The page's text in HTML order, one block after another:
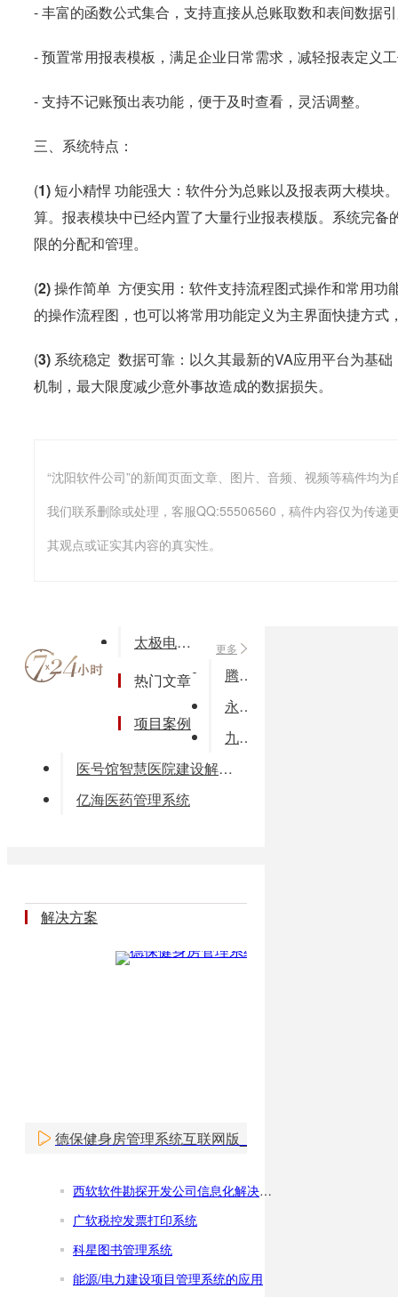
- 丰富的函数公式集合，支持直接从总账取数和表间数据
- 预置常用报表模板，满足企业日常需求，减轻报表定义
- 支持不记账预出表功能，便于及时查看，灵活调整。
三、系统特点：
(1) 短小精悍 功能强大： 软件分为总账以及报表两大模块
算。报表模块中已经内置了大量行业报表模版。系统完
限的分配和管理。
(2) 操作简单 方便实用： 软件支持流程图式操作和常用功
的操作流程图，也可以将常用功能定义为主界面快捷方式
(3) 系统稳定 数据可靠： 以久其最新的VA应用平台为基
机制，最大限度减少意外事故造成的数据损失。
我们联系删除或处理，客服QQ:55506560，稿件内容仅为传递
其观点或证实其内容的真实性。
更多
热门文章
项目案例
太极电力信息整合平台
腾创网络视频会议系统软件
永友物业收费软件
九阵区域卫生信息平台
医号馆智慧医院建设解决方案
亿海医药管理系统
解决方案
德保健身房管理系统互联网版_健身房管理软件WEB版
西软软件勘探开发公司信息化解决方案
广软税控发票打印系统
科星图书管理系统
能源/电力建设项目管理系统的应用